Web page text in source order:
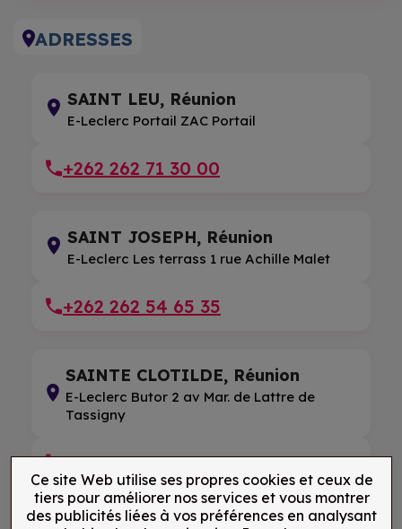
ADRESSES
SAINT LEU, Réunion
E-Leclerc Portail ZAC Portail
+262 262 71 30 00
SAINT JOSEPH, Réunion
E-Leclerc Les terrass 1 rue Achille Malet
+262 262 54 65 35
SAINTE CLOTILDE, Réunion
E-Leclerc Butor 2 av Mar. de Lattre de
Tassigny
+262 262 21 99 25
Ce site Web utilise ses propres cookies et ceux de
tiers pour améliorer nos services et vous montrer
des publicités liées à vos préférences en analysant